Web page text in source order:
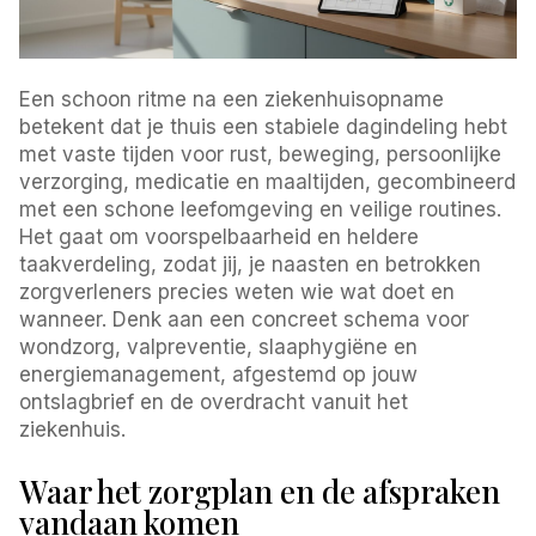
Een schoon ritme na een ziekenhuisopname
betekent dat je thuis een stabiele dagindeling hebt
met vaste tijden voor rust, beweging, persoonlijke
verzorging, medicatie en maaltijden, gecombineerd
met een schone leefomgeving en veilige routines.
Het gaat om voorspelbaarheid en heldere
taakverdeling, zodat jij, je naasten en betrokken
zorgverleners precies weten wie wat doet en
wanneer. Denk aan een concreet schema voor
wondzorg, valpreventie, slaaphygiëne en
energiemanagement, afgestemd op jouw
ontslagbrief en de overdracht vanuit het
ziekenhuis.
Waar het zorgplan en de afspraken
vandaan komen